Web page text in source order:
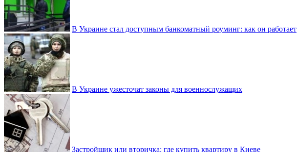
В Украине стал доступным банкоматный роуминг: как он работает
В Украине ужесточат законы для военнослужащих
Застройщик или вторичка: где купить квартиру в Киеве